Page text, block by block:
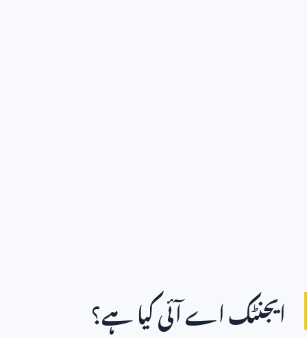
ایجنٹک اے آئی کیا ہے؟